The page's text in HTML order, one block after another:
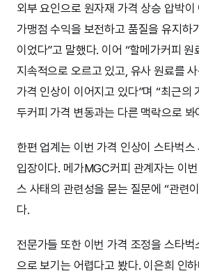
외부 요인으로 원자재 가격 상승 압박이
가맹점 수익을 보전하고 품질을 유지하
이었다”고 말했다. 이어 “할메가커피 원
지속적으로 오르고 있고, 유사 원료를
가격 인상이 이어지고 있다”며 “최근의
두커피 가격 변동과는 다른 맥락으로 봐
한편 업계는 이번 가격 인상이 스타벅
입장이다. 메가MGC커피 관계자는 이
스 사태의 관련성을 묻는 질문에 “관련
다.
전문가들 또한 이번 가격 조정을 스타
으로 보기는 어렵다고 봤다. 이은희 인